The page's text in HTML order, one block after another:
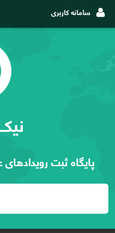
سامانه کاربری
پایگاه ثبت